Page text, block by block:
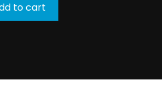
to cart